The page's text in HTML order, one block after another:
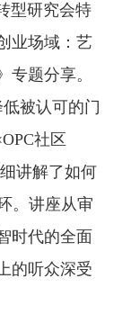
型研究会特
业场域：艺
专题分享。
被认可的门
社区
讲解了如何
。讲座从审
时代的全面
的听众深受